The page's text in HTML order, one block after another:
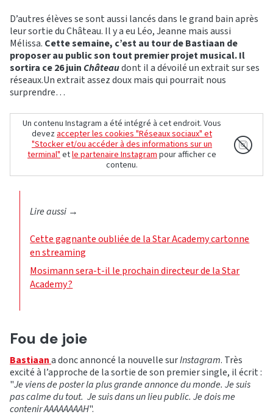
D’autres élèves se sont aussi lancés dans le grand bain après
leur sortie du Château. Il y a eu Léo, Jeanne mais aussi
Mélissa. Cette semaine, c’est au tour de Bastiaan de
proposer au public son tout premier projet musical. Il
sortira ce 26 juin Châteaudont il a dévoilé un extrait sur ses
réseaux.Un extrait assez doux mais qui pourrait nous
surprendre…
Un contenu Instagram a été intégré à cet endroit. Vous
devezaccepter les cookies "Réseaux sociaux" et
"Stocker et/ou accéder à des informations sur un
terminal"etle partenaire Instagrampour afficher ce
contenu.
Lire aussi →
Cette gagnante oubliée de la Star Academy cartonne
en streaming
Mosimann sera-t-il le prochain directeur de la Star
Academy ?
Fou de joie
Bastiaana donc annoncé la nouvelle surInstagram. Très
excité à l’approche de la sortie de son premier single, il écrit :
"Je viens de poster la plus grande annonce du monde. Je suis
pas calme du tout. Je suis dans un lieu public. Je dois me
contenir AAAAAAAAH".